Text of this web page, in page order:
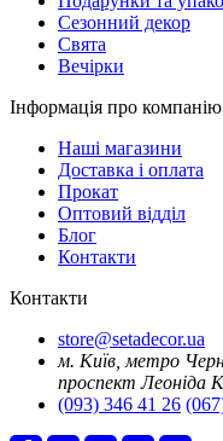
Сезонний декор
Свята
Вечірки
Інформація про компанію
Наші магазини
Доставка і оплата
Прокат
Оптовий відділ
Блог
Контакти
Контакти
store@setadecor.ua
м. Київ, метро
проспект Леоніда
(093) 346 41 26